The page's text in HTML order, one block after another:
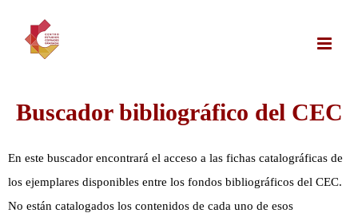
contenido
Buscador bibliográfico del CEC
En este buscador encontrará el acceso a las fichas catalográficas de
los ejemplares disponibles entre los fondos bibliográficos del CEC.
No están catalogados los contenidos de cada uno de esos